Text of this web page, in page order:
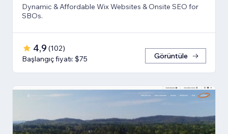
Dynamic & Affordable Wix Websites & Onsite SEO for
SBOs.
4,9 (102)
Başlangıç fiyatı: $75
Görüntüle